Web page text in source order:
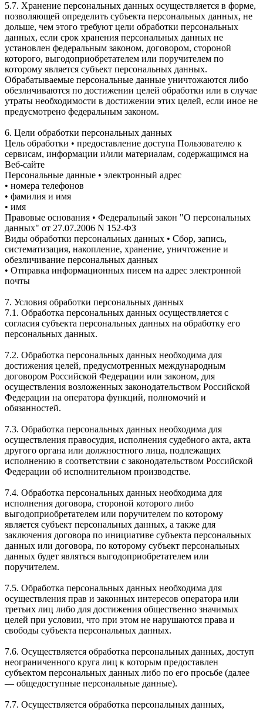
5.7. Хранение персональных данных осуществляется в форме,
позволяющей определить субъекта персональных данных, не
дольше, чем этого требуют цели обработки персональных
данных, если срок хранения персональных данных не
установлен федеральным законом, договором, стороной
которого, выгодоприобретателем или поручителем по
которому является субъект персональных данных.
Обрабатываемые персональные данные уничтожаются либо
обезличиваются по достижении целей обработки или в случае
утраты необходимости в достижении этих целей, если иное не
предусмотрено федеральным законом.
6. Цели обработки персональных данных
Цель обработки • предоставление доступа Пользователю к
сервисам, информации и/или материалам, содержащимся на
Веб-сайте
Персональные данные • электронный адрес
• номера телефонов
• фамилия и имя
• имя
Правовые основания • Федеральный закон "О персональных
данных" от 27.07.2006 N 152-ФЗ
Виды обработки персональных данных • Сбор, запись,
систематизация, накопление, хранение, уничтожение и
обезличивание персональных данных
• Отправка информационных писем на адрес электронной
почты
7. Условия обработки персональных данных
7.1. Обработка персональных данных осуществляется с
согласия субъекта персональных данных на обработку его
персональных данных.
7.2. Обработка персональных данных необходима для
достижения целей, предусмотренных международным
договором Российской Федерации или законом, для
осуществления возложенных законодательством Российской
Федерации на оператора функций, полномочий и
обязанностей.
7.3. Обработка персональных данных необходима для
осуществления правосудия, исполнения судебного акта, акта
другого органа или должностного лица, подлежащих
исполнению в соответствии с законодательством Российской
Федерации об исполнительном производстве.
7.4. Обработка персональных данных необходима для
исполнения договора, стороной которого либо
выгодоприобретателем или поручителем по которому
является субъект персональных данных, а также для
заключения договора по инициативе субъекта персональных
данных или договора, по которому субъект персональных
данных будет являться выгодоприобретателем или
поручителем.
7.5. Обработка персональных данных необходима для
осуществления прав и законных интересов оператора или
третьих лиц либо для достижения общественно значимых
целей при условии, что при этом не нарушаются права и
свободы субъекта персональных данных.
7.6. Осуществляется обработка персональных данных, доступ
неограниченного круга лиц к которым предоставлен
субъектом персональных данных либо по его просьбе (далее
— общедоступные персональные данные).
7.7. Осуществляется обработка персональных данных,